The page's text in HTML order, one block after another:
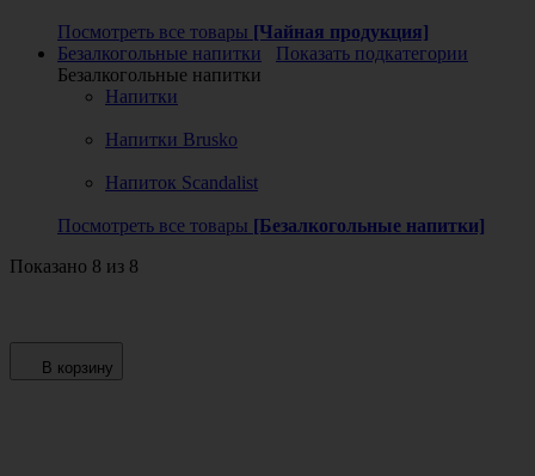
Посмотреть все товары [Чайная продукция]
Безалкогольные напитки
Показать подкатегории
Безалкогольные напитки
Напитки
Напитки Brusko
Напиток Scandalist
Посмотреть все товары [Безалкогольные напитки]
Показано 8 из 8
В корзину